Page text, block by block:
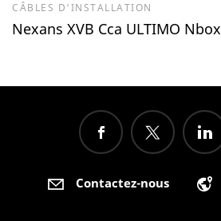
CÂBLES D'INSTALLATION
Nexans XVB Cca ULTIMO Nbox
Contactez-nous